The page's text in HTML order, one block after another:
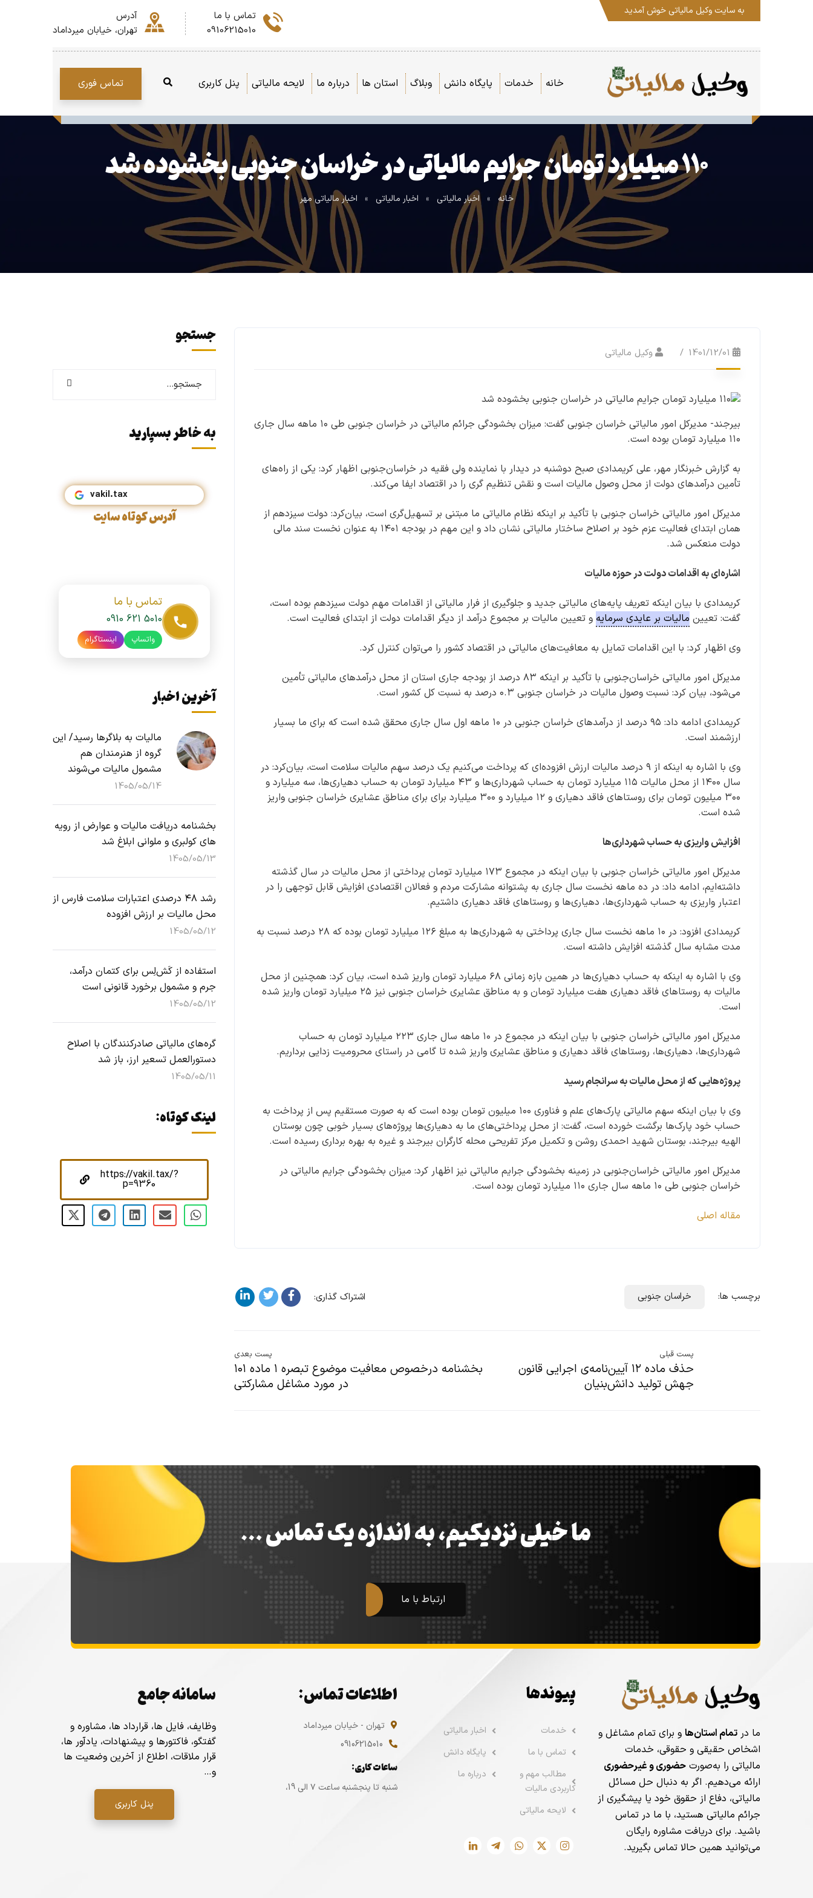
به سایت وکیل مالیاتی خوش آمدید
تماس با ما
09106215010
آدرس
تهران، خیابان میرداماد
خانه خدمات پایگاه دانش وبلاگ استان ها درباره ما لایحه مالیاتی پنل کاربری تماس فوری
۱۱۰ میلیارد تومان جرایم مالیاتی در خراسان جنوبی بخشوده شد
خانه » اخبار مالیاتی » اخبار مالیاتی » اخبار مالیاتی مهر
1401/12/01 وکیل مالیاتی
بیرجند- مدیرکل امور مالیاتی خراسان جنوبی گفت: میزان بخشودگی جرائم مالیاتی در خراسان جنوبی طی ۱۰ ماهه سال جاری
۱۱۰ میلیارد تومان بوده است.
به گزارش خبرنگار مهر، علی کریمدادی صبح دوشنبه در دیدار با نماینده ولی فقیه در خراسان‌جنوبی اظهار کرد: یکی از راه‌های
تأمین درآمدهای دولت از محل وصول مالیات است و نقش تنظیم گری را در اقتصاد ایفا می‌کند.
مدیرکل امور مالیاتی خراسان جنوبی با تأکید بر اینکه نظام مالیاتی ما مبتنی بر تسهیل‌گری است، بیان‌کرد: دولت سیزدهم از
همان ابتدای فعالیت عزم خود بر اصلاح ساختار مالیاتی نشان داد و این مهم در بودجه ۱۴۰۱ به عنوان نخست سند مالی
دولت منعکس شد.
اشاره‌ای به اقدامات دولت در حوزه مالیات
کریمدادی با بیان اینکه تعریف پایه‌های مالیاتی جدید و جلوگیری از فرار مالیاتی از اقدامات مهم دولت سیزدهم بوده است،
گفت: تعیین مالیات بر عایدی سرمایه و تعیین مالیات بر مجموع درآمد از دیگر اقدامات دولت از ابتدای فعالیت است.
وی اظهار کرد: با این اقدامات تمایل به معافیت‌های مالیاتی در اقتصاد کشور را می‌توان کنترل کرد.
مدیرکل امور مالیاتی خراسان‌جنوبی با تأکید بر اینکه ۸۳ درصد از بودجه جاری استان از محل درآمدهای مالیاتی تأمین
می‌شود، بیان کرد: نسبت وصول مالیات در خراسان جنوبی ۰.۳ درصد به نسبت کل کشور است.
کریمدادی ادامه داد: ۹۵ درصد از درآمدهای خراسان جنوبی در ۱۰ ماهه اول سال جاری محقق شده است که برای ما بسیار
ارزشمند است.
وی با اشاره به اینکه از ۹ درصد مالیات ارزش افزوده‌ای که پرداخت می‌کنیم یک درصد سهم مالیات سلامت است، بیان‌کرد: در
سال ۱۴۰۰ از محل مالیات ۱۱۵ میلیارد تومان به حساب شهرداری‌ها و ۴۳ میلیارد تومان به حساب دهیاری‌ها، سه میلیارد و
۳۰۰ میلیون تومان برای روستاهای فاقد دهیاری و ۱۲ میلیارد و ۳۰۰ میلیارد برای برای مناطق عشایری خراسان جنوبی واریز
شده است.
افزایش واریزی به حساب شهرداری‌ها
مدیرکل امور مالیاتی خراسان جنوبی با بیان اینکه در مجموع ۱۷۳ میلیارد تومان پرداختی از محل مالیات در سال گذشته
داشته‌ایم، ادامه داد: در ده ماهه نخست سال جاری به پشتوانه مشارکت مردم و فعالان اقتصادی افزایش قابل توجهی را در
اعتبار واریزی به حساب شهرداری‌ها، دهیاری‌ها و روستاهای فاقد دهیاری داشتیم.
کریمدادی افزود: در ۱۰ ماهه نخست سال جاری پرداختی به شهرداری‌ها به مبلغ ۱۲۶ میلیارد تومان بوده که ۲۸ درصد نسبت به
مدت مشابه سال گذشته افزایش داشته است.
وی با اشاره به اینکه به حساب دهیاری‌ها در همین بازه زمانی ۶۸ میلیارد تومان واریز شده است، بیان کرد: همچنین از محل
مالیات به روستاهای فاقد دهیاری هفت میلیارد تومان و به مناطق عشایری خراسان جنوبی نیز ۲۵ میلیارد تومان واریز شده
است.
مدیرکل امور مالیاتی خراسان جنوبی با بیان اینکه در مجموع در ۱۰ ماهه سال جاری ۲۲۳ میلیارد تومان به حساب
شهرداری‌ها، دهیاری‌ها، روستاهای فاقد دهیاری و مناطق عشایری واریز شده تا گامی در راستای محرومیت زدایی برداریم.
پروژه‌هایی که از محل مالیات به سرانجام رسید
وی با بیان اینکه سهم مالیاتی پارک‌های علم و فناوری ۱۰۰ میلیون تومان بوده است که به صورت مستقیم پس از پرداخت به
حساب خود پارک‌ها برگشت خورده است، گفت: از محل پرداختی‌های ما به دهیاری‌ها پروژه‌های بسیار خوبی چون بوستان
الهیه بیرجند، بوستان شهید احمدی روشن و تکمیل مرکز تفریحی محله کارگران بیرجند و غیره به بهره برداری رسیده است.
مدیرکل امور مالیاتی خراسان‌جنوبی در زمینه بخشودگی جرایم مالیاتی نیز اظهار کرد: میزان بخشودگی جرایم مالیاتی در
خراسان جنوبی طی ۱۰ ماهه سال جاری ۱۱۰ میلیارد تومان بوده است.
مقاله اصلی
برچسب ها: خراسان جنوبی اشتراک گذاری:
پست قبلی
حذف ماده ۱۲ آیین‏‌نامه‌ی اجرایی قانون
جهش تولید دانش‏‌بنیان
پست بعدی
بخشنامه درخصوص معافیت موضوع تبصره ۱ ماده ۱۰۱
در مورد مشاغل مشارکتی
جستجو
به خاطر بسپارید
vakil.tax
آدرس کوتاه سایت
تماس با ما
0910 621 5010
واتساپ اینستاگرام
آخرین اخبار
مالیات به بلاگرها رسید/ این
گروه از هنرمندان هم
مشمول مالیات می‌شوند
1405/05/14
بخشنامه دریافت مالیات و عوارض از رویه
های کولبری و ملوانی ابلاغ شد
1405/05/13
رشد ۴۸ درصدی اعتبارات سلامت فارس از
محل مالیات بر ارزش افزوده
1405/05/12
استفاده از کَش‌لِس برای کتمان درآمد،
جرم و مشمول برخورد قانونی است
1405/05/12
گره‌های مالیاتی صادرکنندگان با اصلاح
دستورالعمل تسعیر ارز، باز شد
1405/05/11
لینک کوتاه:
https://vakil.tax/?
p=9360
ما خیلی نزدیکیم، به اندازه یک تماس …
ارتباط با ما
ما در تمام استان‌ها و برای تمام مشاغل و
اشخاص حقیقی و حقوقی، خدمات
مالیاتی را به‌صورت حضوری و غیرحضوری
ارائه می‌دهیم. اگر به دنبال حل مسائل
مالیاتی، دفاع از حقوق خود یا پیشگیری از
جرائم مالیاتی هستید، با ما در تماس
باشید. برای دریافت مشاوره رایگان
می‌توانید همین حالا تماس بگیرید.
پیوندها
خدمات
اخبار مالیاتی
تماس با ما
پایگاه دانش
مطالب مهم و
کاربردی مالیات
درباره ما
لایحه مالیاتی
اطلاعات تماس:
تهران - خیابان میرداماد
09106215010
ساعات کاری:
شنبه تا پنجشنبه ساعت ۷ الی 19،
سامانه جامع
وظایف، فایل ها، قرارداد ها، مشاوره و
گفتگو، فاکتورها و پیشنهادات، یادآور ها،
قرار ملاقات، اطلاع از آخرین وضعیت ها
و…
پنل کاربری